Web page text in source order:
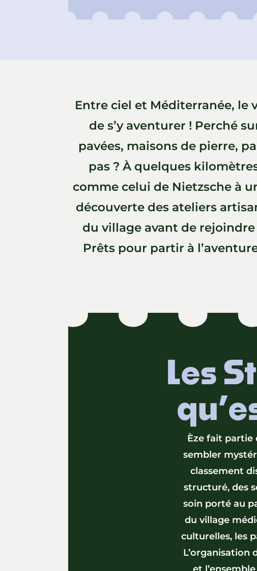
Entre ciel et Méditerranée, le
de s’y aventurer ! Perché
pavées, maisons de pierre,
pas ? À quelques
comme celui de Nietzsche à
découverte des ateliers
du village avant de
Prêts pour partir à
Les
Èze fait partie
sembler
classement
structuré, des
soin porté au
du village
culturelles, les
L’organisa­tion